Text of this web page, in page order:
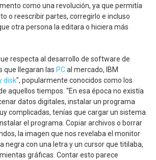
como una revolución, ya que permitía
o reescribir partes, corregirlo e incluso
otra persona la editara o hiciera más
respecta al desarrollo de software de
que llegaran las PCal mercado, IBM
disk", popularmente conocidos como los
aquellos tiempos. “En esa época no existía
datos digitales, instalar un programa
complicadas, tenías que cargar un sistema
el programa. Copiar archivos o borrar
la imagen que nos revelaba el monitor
negra con una letra y un cursor que titilaba,
gráficas. Contar esto parece